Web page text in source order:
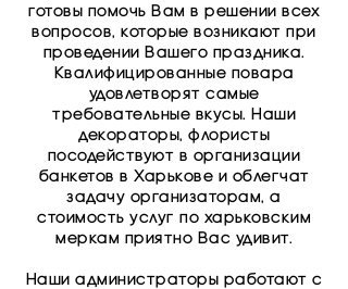
готовы помочь Вам в решении всех
вопросов, которые возникают при
проведении Вашего праздника.
Квалифицированные повара
удовлетворят самые
требовательные вкусы. Наши
декораторы, флористы
посодействуют в организации
банкетов в Харькове и облегчат
задачу организаторам, а
стоимость услуг по харьковским
меркам приятно Вас удивит.
Наши администраторы работают с